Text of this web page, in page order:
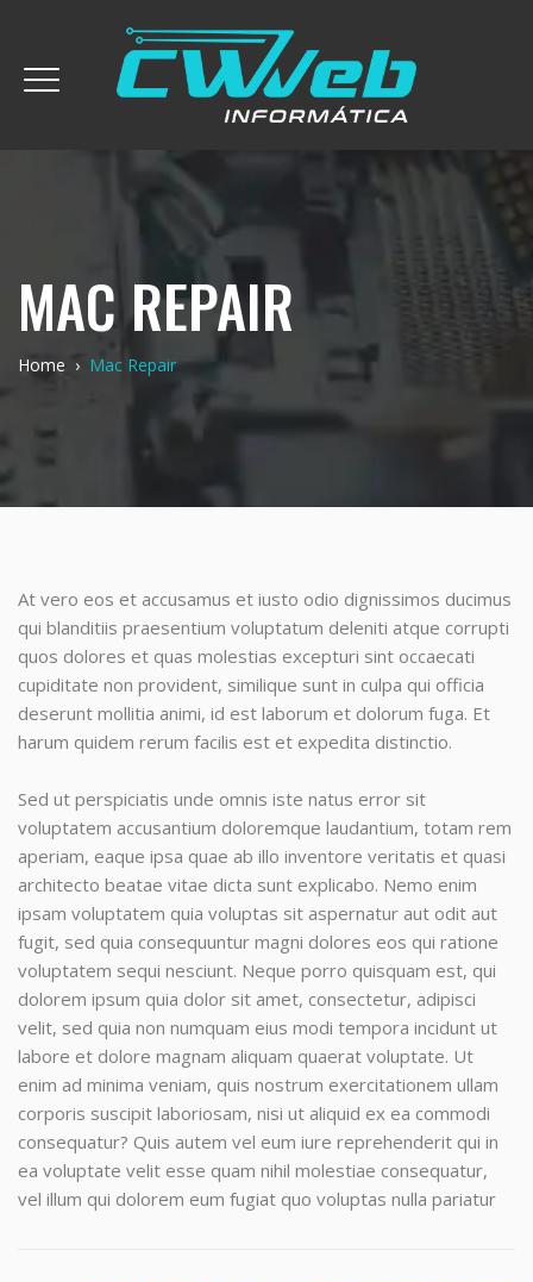
MAC REPAIR
Home › Mac Repair
At vero eos et accusamus et iusto odio dignissimos ducimus
qui blanditiis praesentium voluptatum deleniti atque corrupti
quos dolores et quas molestias excepturi sint occaecati
cupiditate non provident, similique sunt in culpa qui officia
deserunt mollitia animi, id est laborum et dolorum fuga. Et
harum quidem rerum facilis est et expedita distinctio.
Sed ut perspiciatis unde omnis iste natus error sit
voluptatem accusantium doloremque laudantium, totam rem
aperiam, eaque ipsa quae ab illo inventore veritatis et quasi
architecto beatae vitae dicta sunt explicabo. Nemo enim
ipsam voluptatem quia voluptas sit aspernatur aut odit aut
fugit, sed quia consequuntur magni dolores eos qui ratione
voluptatem sequi nesciunt. Neque porro quisquam est, qui
dolorem ipsum quia dolor sit amet, consectetur, adipisci
velit, sed quia non numquam eius modi tempora incidunt ut
labore et dolore magnam aliquam quaerat voluptate. Ut
enim ad minima veniam, quis nostrum exercitationem ullam
corporis suscipit laboriosam, nisi ut aliquid ex ea commodi
consequatur? Quis autem vel eum iure reprehenderit qui in
ea voluptate velit esse quam nihil molestiae consequatur,
vel illum qui dolorem eum fugiat quo voluptas nulla pariatur